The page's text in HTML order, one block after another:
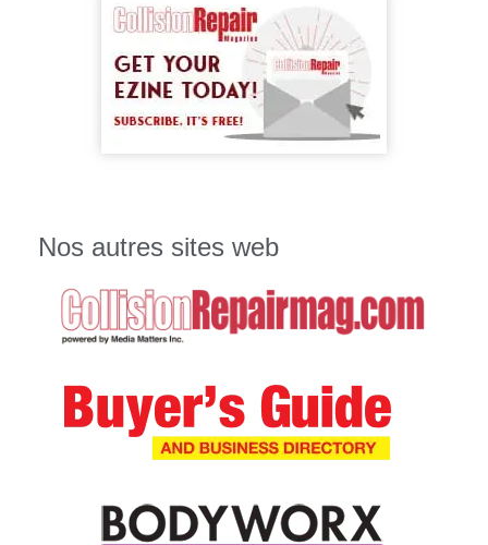
Nos autres sites web